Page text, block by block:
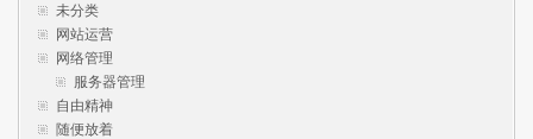
未分类
网站运营
网络管理
服务器管理
自由精神
随便放着